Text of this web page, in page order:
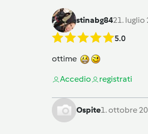
stinabg8421. luglio
5.0
ottime
Accedio registrati
Ospite1. ottobre